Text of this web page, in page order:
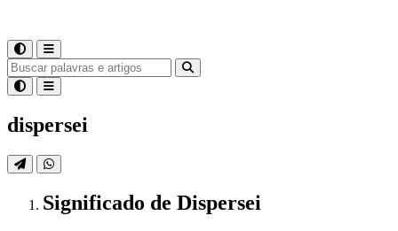
dispersei
Significado de Dispersei